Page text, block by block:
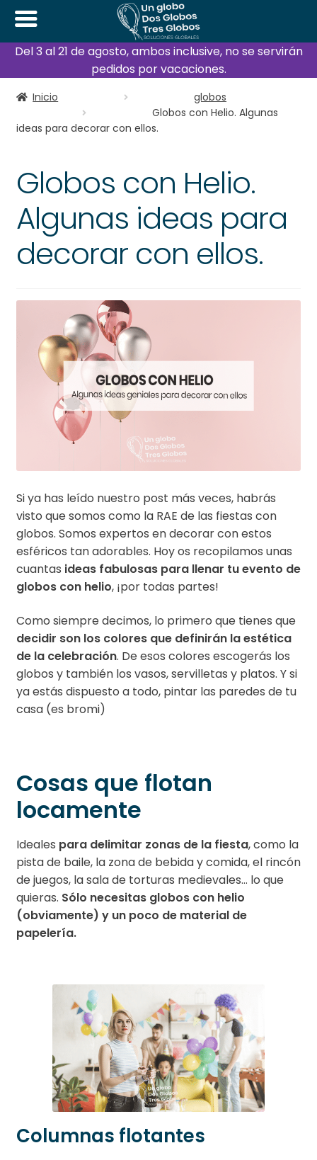
Del 3 al 21 de agosto, ambos inclusive, no se servirán
pedidos por vacaciones.
Inicio
globos
Globos con Helio. Algunas
ideas para decorar con ellos.
Globos con Helio.
Algunas ideas para
decorar con ellos.
Si ya has leído nuestro post más veces, habrás
visto que somos como la RAE de las fiestas con
globos. Somos expertos en decorar con estos
esféricos tan adorables. Hoy os recopilamos unas
cuantas ideas fabulosas para llenar tu evento de
globos con helio, ¡por todas partes!
Como siempre decimos, lo primero que tienes que
decidir son los colores que definirán la estética
de la celebración. De esos colores escogerás los
globos y también los vasos, servilletas y platos. Y si
ya estás dispuesto a todo, pintar las paredes de tu
casa (es bromi)
Cosas que flotan
locamente
Ideales para delimitar zonas de la fiesta, como la
pista de baile, la zona de bebida y comida, el rincón
de juegos, la sala de torturas medievales… lo que
quieras. Sólo necesitas globos con helio
(obviamente) y un poco de material de
papelería.
Columnas flotantes